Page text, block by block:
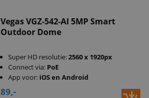
Vegas VGZ-542-AI 5MP Smart
Outdoor Dome
Super HD resolutie:2560 x 1920px
Connect via: PoE
App voor: iOS en Android
89,-